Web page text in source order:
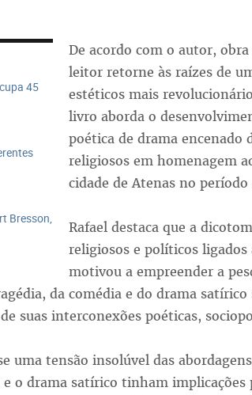
45
Bresson,
De acordo com o autor,
leitor retorne às raízes de
estéticos mais
livro aborda o
poética de drama
religiosos em homenagem
cidade de Atenas no período
Rafael destaca que a
religiosos e políticos ligados
motivou a empreender a
da comédia e do drama satírico
suas interconexões poéticas,
uma tensão insolúvel das
o drama satírico tinham implicações